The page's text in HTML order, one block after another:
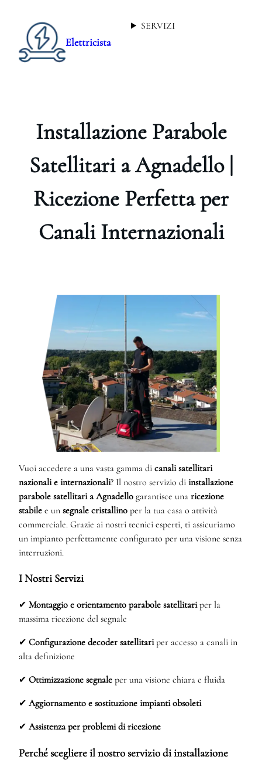
Elettricista
SERVIZI
Installazione Parabole
Satellitari a Agnadello |
Ricezione Perfetta per
Canali Internazionali
Vuoi accedere a una vasta gamma di canali satellitari
nazionali e internazionali? Il nostro servizio di installazione
parabole satellitari a Agnadello garantisce una ricezione
stabile e un segnale cristallino per la tua casa o attività
commerciale. Grazie ai nostri tecnici esperti, ti assicuriamo
un impianto perfettamente configurato per una visione senza
interruzioni.
I Nostri Servizi
✔ Montaggio e orientamento parabole satellitariper la
massima ricezione del segnale
✔ Configurazione decoder satellitariper accesso a canali in
alta definizione
✔ Ottimizzazione segnale per una visione chiara e fluida
✔ Aggiornamento e sostituzione impianti obsoleti
✔ Assistenza per problemi di ricezione
Perché scegliere il nostro servizio di installazione